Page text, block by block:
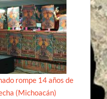
rompe 14 años de
(Michoacán)